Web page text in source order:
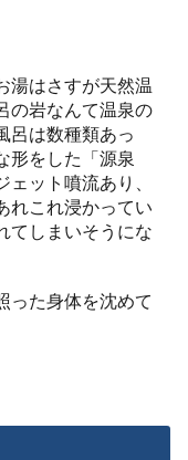
湯はさすが天然温
の岩なんて温泉の
呂は数種類あっ
形をした「源泉
ット噴流あり、
れこれ浸かってい
てしまいそうにな
った身体を沈めて